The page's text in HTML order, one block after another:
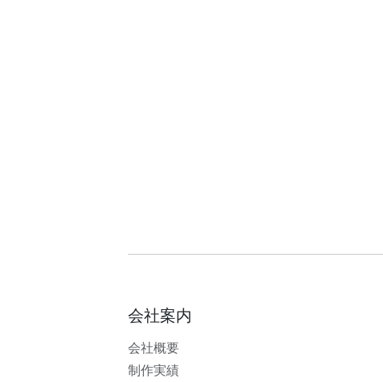
会社案内
会社概要
制作実績